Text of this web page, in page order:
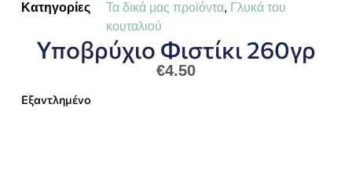
Κατηγορίες Τα δικά μας προϊόντα, Γλυκά του
κουταλιού
Υποβρύχιο Φιστίκι 260γρ
€4.50
Εξαντλημένο